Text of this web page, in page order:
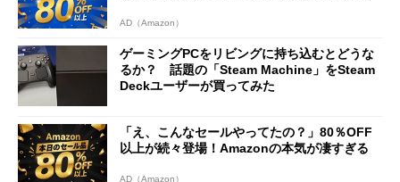
AD（Amazon）
ゲーミングPCをリビングに持ち込むとどうな
るか？ 話題の「Steam Machine」をSteam
Deckユーザーが買ってみた
「え、こんなセールやってたの？」80％OFF
以上が続々登場！Amazonの本気が凄すぎる
AD（Amazon）